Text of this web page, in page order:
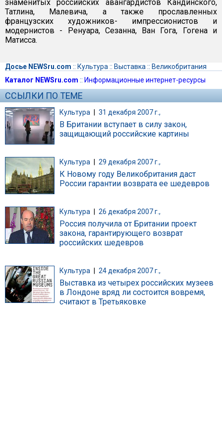
знаменитых российских авангардистов Кандинского,
Татлина, Малевича, а также прославленных
французских художников- импрессионистов и
модернистов - Ренуара, Сезанна, Ван Гога, Гогена и
Матисса.
Досье NEWSru.com :: Культура :: Выставка :: Великобритания
Каталог NEWSru.com :: Информационные интернет-ресурсы
ССЫЛКИ ПО ТЕМЕ
Культура | 31 декабря 2007 г.,
В Британии вступает в силу закон,
защищающий российские картины
Культура 29 декабря 2007 г.,
К Новому году Великобритания даст
России гарантии возврата ее шедевров
Культура 26 декабря 2007 г.,
Россия получила от Британии проект
закона, гарантирующего возврат
российских шедевров
Культура 24 декабря 2007 г.,
Выставка из четырех российских музеев
в Лондоне вряд ли состоится вовремя,
считают в Третьяковке